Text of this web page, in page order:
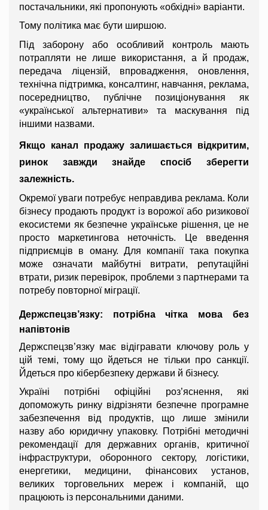
постачальники, які пропонують «обхідні» варіанти.
Тому політика має бути ширшою.
Під заборону або особливий контроль мають
потрапляти не лише використання, а й продаж,
передача ліцензій, впровадження, оновлення,
технічна підтримка, консалтинг, навчання, реклама,
посередництво, публічне позиціонування як
«української альтернативи» та маскування під
іншими назвами.
Якщо канал продажу залишається відкритим,
ринок завжди знайде спосіб зберегти
залежність.
Окремої уваги потребує неправдива реклама. Коли
бізнесу продають продукт із ворожої або ризикової
екосистеми як безпечне українське рішення, це не
просто маркетингова неточність. Це введення
підприємців в оману. Для компанії така покупка
може означати майбутні витрати, репутаційні
втрати, ризик перевірок, проблеми з партнерами та
потребу повторної міграції.
Держспецзв’язку: потрібна чітка мова без
напівтонів
Держспецзв’язку має відігравати ключову роль у
цій темі, тому що йдеться не тільки про санкції.
Йдеться про кібербезпеку держави й бізнесу.
Україні потрібні офіційні роз’яснення, які
допоможуть ринку відрізняти безпечне програмне
забезпечення від продуктів, що лише змінили
назву або юридичну упаковку. Потрібні методичні
рекомендації для державних органів, критичної
інфраструктури, оборонного сектору, логістики,
енергетики, медицини, фінансових установ,
великих торговельних мереж і компаній, що
працюють із персональними даними.